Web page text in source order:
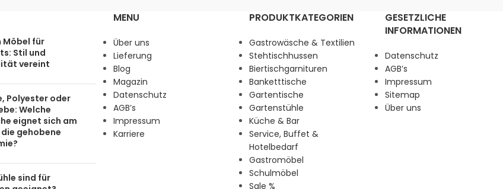
Möbel für
Stil und
vereint
Polyester oder
Welche
eignet sich am
gehobene
sind für
MENU
Über uns
Lieferung
Blog
Magazin
Datenschutz
AGB’s
Impressum
Karriere
PRODUKTKATEGORIEN
Gastrowäsche & Textilien
Stehtischhussen
Biertischgarnituren
Banketttische
Gartentische
Gartenstühle
Küche & Bar
Service, Buffet &
Hotelbedarf
Gastromöbel
Schulmöbel
Sale %
GESETZLICHE
INFORMATIONEN
Datenschutz
AGB’s
Impressum
Sitemap
Über uns